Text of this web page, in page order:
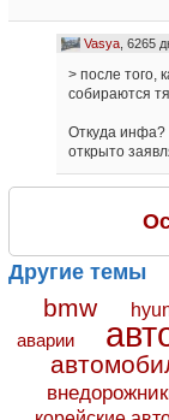
Vasya, 6265
> после того,
собираются
Откуда инфа?
открыто
Другие темы
bmw
аварии